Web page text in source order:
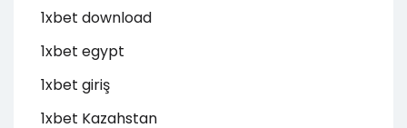
1xbet download
1xbet egypt
1xbet giriş
1xbet Kazahstan